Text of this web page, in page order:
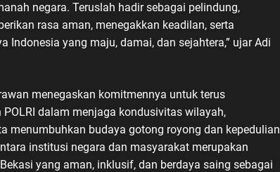
negara. Teruslah hadir sebagai pelindung,
rasa aman, menegakkan keadilan, serta
Indonesia yang maju, damai, dan sejahtera,” ujar Adi
menegaskan komitmennya untuk terus
dalam menjaga kondusivitas wilayah,
menumbuhkan budaya gotong royong dan kepedulian
institusi negara dan masyarakat merupakan
yang aman, inklusif, dan berdaya saing sebagai